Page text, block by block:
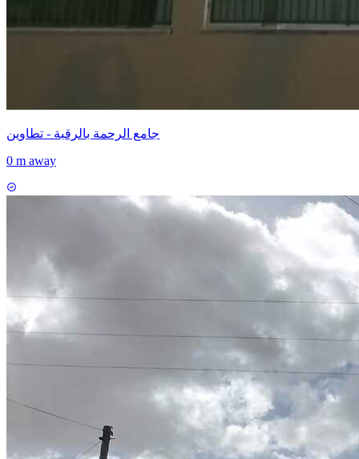
جامع الرحمة بالرقبة - تطاوين
0 m away